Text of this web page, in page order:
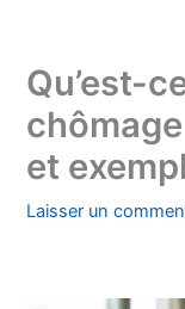
Qu’est-
et
Laisser un